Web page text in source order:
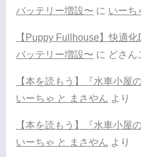
バッテリー増設〜 に いーち
【Puppy Fullhouse】快適
バッテリー増設〜 に どさん
【本を読もう】『水車小屋
いーちゃ と まさやん より
【本を読もう】『水車小屋
いーちゃ と まさやん より